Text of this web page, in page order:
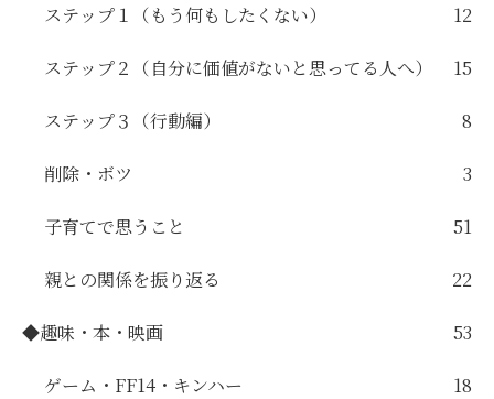
ステップ１（もう何もしたくない） 12
ステップ２（自分に価値がないと思ってる人へ） 15
ステップ３（行動編） 8
削除・ボツ 3
子育てで思うこと 51
親との関係を振り返る 22
◆趣味・本・映画 53
ゲーム・FF14・キンハー 18